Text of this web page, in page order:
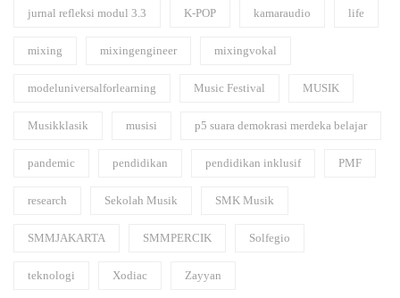
jurnal refleksi modul 3.3 K-POP kamaraudio life
mixing mixingengineer mixingvokal
modeluniversalforlearning Music Festival MUSIK
Musikklasik musisi p5 suara demokrasi merdeka belajar
pandemic pendidikan pendidikan inklusif PMF
research Sekolah Musik SMK Musik
SMMJAKARTA SMMPERCIK Solfegio
teknologi Xodiac Zayyan